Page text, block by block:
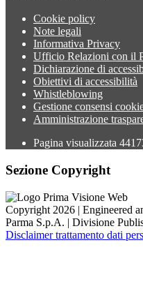
Cookie policy
Note legali
Informativa Privacy
Ufficio Relazioni con il
Dichiarazione di
Obiettivi di accessibilità
Whistleblowing
Gestione consensi
Amministrazione
Pagina visualizzata
Sezione Copyright
Copyright 2026 | Engineered
Parma S.p.A. | Divisione
Disclaimer trattamento dati